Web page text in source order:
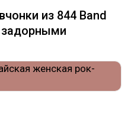
из 844 Band
задорными